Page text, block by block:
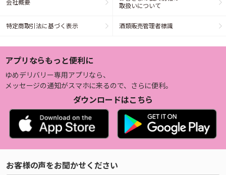
会社概要
取扱いについて
特定商取引法に基づく表示 酒類販売管理者標識
アプリならもっと便利に
ゆめデリバリー専用アプリなら、
メッセージの通知がスマホに来るので、さらに便利。
ダウンロードはこちら
お客様の声をお聞かせください